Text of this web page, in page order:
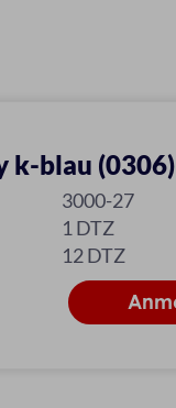
k-blau (0306)
3000-27
1 DTZ
12 DTZ